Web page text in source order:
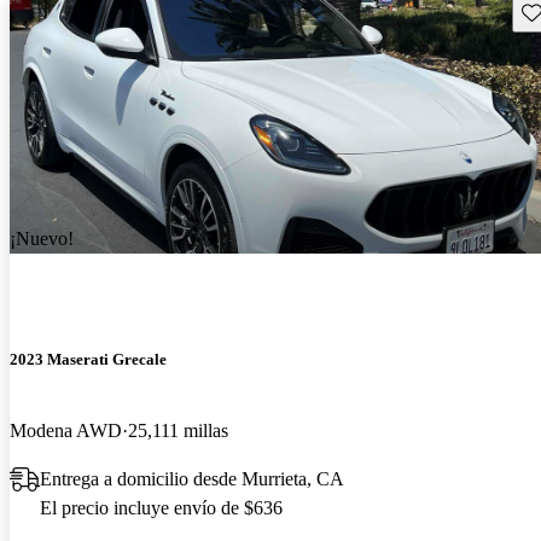
¡Nuevo!
2023 Maserati Grecale
Modena AWD 25,111 millas
Entrega a domicilio desde Murrieta, CA
El precio incluye envío de $636